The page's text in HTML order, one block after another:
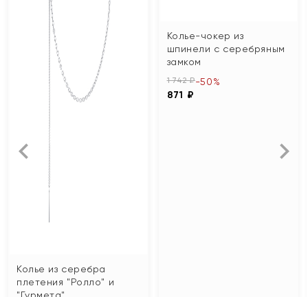
Колье из серебра
плетения "Ролло" и
Колье-чокер из
шпинели с серебряным
замком
1 742 ₽
871 ₽
-50%